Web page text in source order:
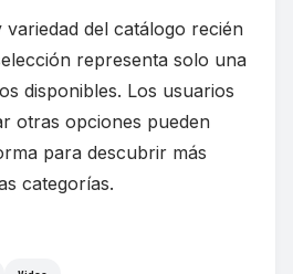
variedad del catálogo recién
representa solo una
disponibles. Los usuarios
otras opciones pueden
para descubrir más
categorías.